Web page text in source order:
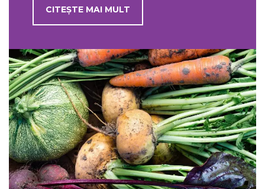
CITEȘTE MAI MULT